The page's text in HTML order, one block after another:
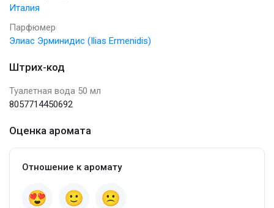
Италия
Парфюмер
Элиас Эрминидис (Ilias Ermenidis)
Штрих-код
Туалетная вода 50 мл
8057714450692
Оценка аромата
Отношение к аромату